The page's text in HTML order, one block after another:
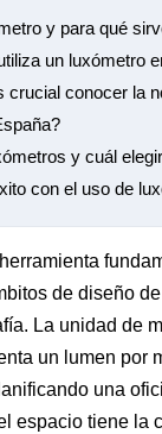
y para qué
un luxómetro
crucial conocer la
y cuál elegir
con el uso de
de diseño
La unidad de
un lumen por
una
espacio tiene la